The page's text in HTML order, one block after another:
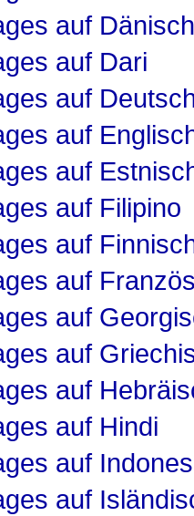
auf Dänisch
auf Dari
auf
auf
auf
auf Filipino
auf
auf
auf
auf
auf
auf Hindi
auf
auf